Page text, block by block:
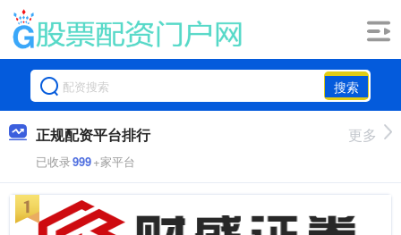
搜索
正规配资平台排行
已收录999+家平台
更多